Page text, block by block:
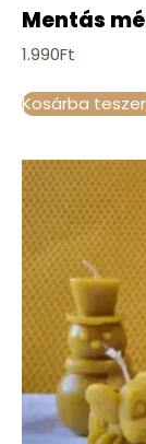
Mentás
1.990Ft
Kosárba